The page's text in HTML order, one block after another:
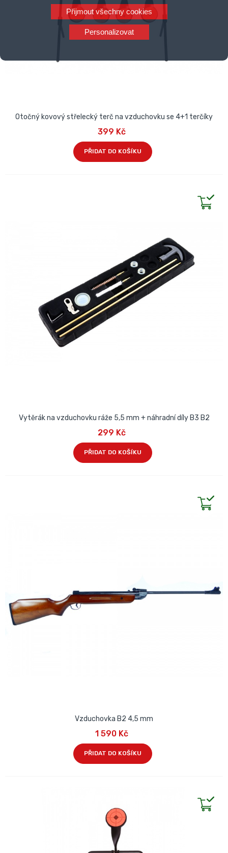
Přijmout všechny cookies
Personalizovat
Otočný kovový střelecký terč na vzduchovku se 4+1 terčíky
399 Kč
PŘIDAT DO KOŠÍKU
Vytěrák na vzduchovku ráže 5,5 mm + náhradní díly B3 B2
299 Kč
PŘIDAT DO KOŠÍKU
Vzduchovka B2 4,5 mm
1 590 Kč
PŘIDAT DO KOŠÍKU